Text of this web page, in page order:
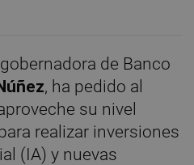
de Banco
, ha pedido al
su nivel
realizar inversiones
(IA) y nuevas